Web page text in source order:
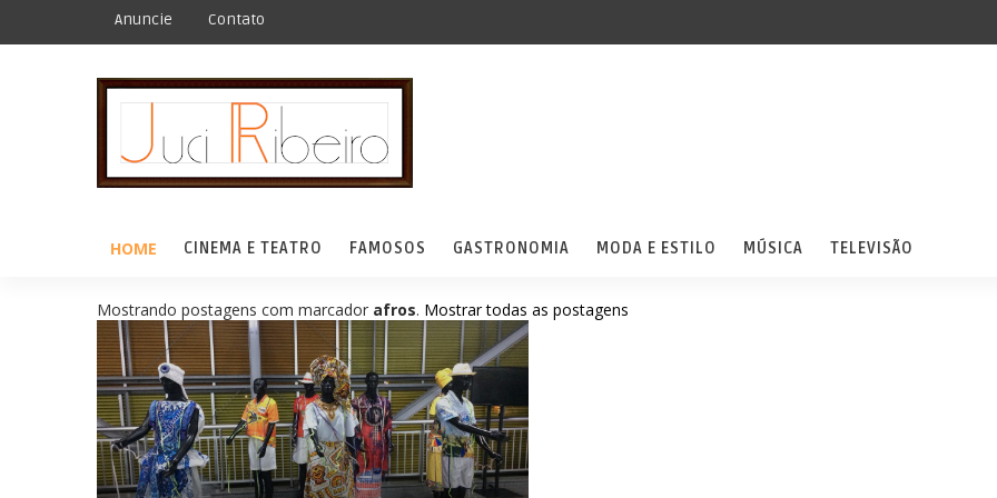
Anuncie Contato
HOME CINEMA E TEATRO FAMOSOS GASTRONOMIA MODA E ESTILO MÚSICA TELEVISÃO
Mostrando postagens com marcador afros. Mostrar todas as postagens